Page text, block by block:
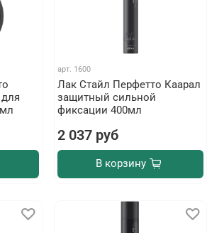
арт. 1600
Лак Стайл Перфетто Каарал
защитный сильной
фиксации 400мл
2 037 руб
В корзину